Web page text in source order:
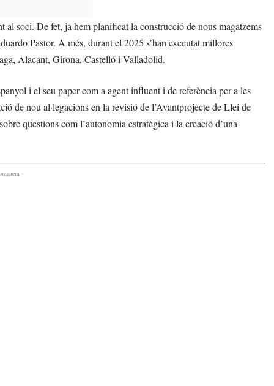
al soci. De fet, ja hem planificat la construcció de nous magatzems
Pastor. A més, durant el 2025 s’han executat millores
Alacant, Girona, Castelló i Valladolid.
i el seu paper com a agent influent i de referència per a les
de nou al·legacions en la revisió de l’Avantprojecte de Llei de
qüestions com l’autonomia estratègica i la creació d’una
-